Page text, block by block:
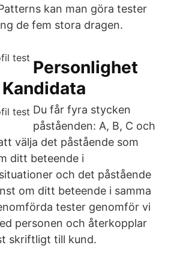
kan man göra tester
de fem stora dragen.
Personlighet
Du får fyra stycken
påståenden: A, B, C och
välja det påstående som
ditt beteende i
och det påstående
om ditt beteende i samma
tester genomför vi
personen och återkopplar
skriftligt till kund.